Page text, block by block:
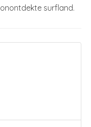
surfland.